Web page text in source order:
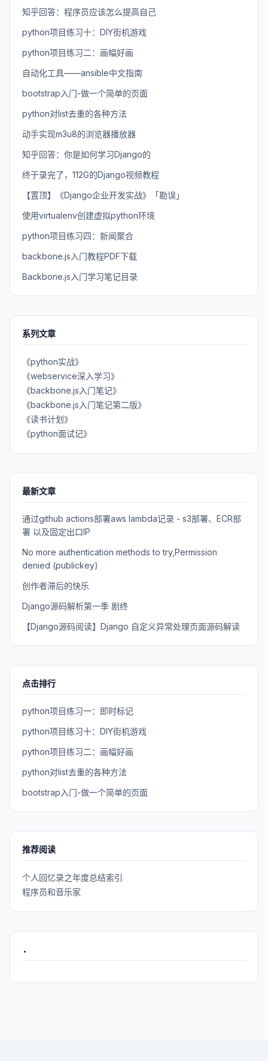
知乎回答：程序员应该怎么提高自己
python项目练习十：DIY街机游戏
python项目练习二：画幅好画
自动化工具——ansible中文指南
bootstrap入门-做一个简单的页面
python对list去重的各种方法
动手实现m3u8的浏览器播放器
知乎回答：你是如何学习Django的
终于录完了，112G的Django视频教程
【置顶】《Django企业开发实战》「勘误」
使用virtualenv创建虚拟python环境
python项目练习四：新闻聚合
backbone.js入门教程PDF下载
Backbone.js入门学习笔记目录
系列文章
《python实战》
《webservice深入学习》
《backbone.js入门笔记》
《backbone.js入门笔记第二版》
《读书计划》
《python面试记》
最新文章
通过github actions部署aws lambda记录 - s3部署、ECR部
署 以及固定出口IP
No more authentication methods to try,Permission
denied (publickey)
创作者滞后的快乐
Django源码解析第一季 剧终
【Django源码阅读】Django 自定义异常处理页面源码解读
点击排行
python项目练习一：即时标记
python项目练习十：DIY街机游戏
python项目练习二：画幅好画
python对list去重的各种方法
bootstrap入门-做一个简单的页面
推荐阅读
个人回忆录之年度总结索引
程序员和音乐家
.